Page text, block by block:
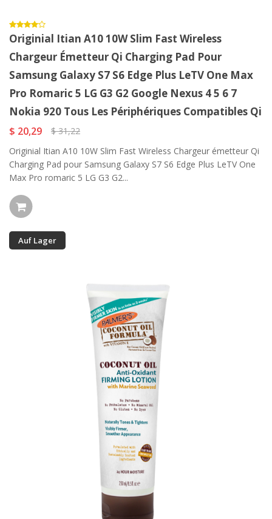
Originial Itian A10 10W Slim Fast Wireless
Chargeur Émetteur Qi Charging Pad Pour
Samsung Galaxy S7 S6 Edge Plus LeTV One Max
Pro Romaric 5 LG G3 G2 Google Nexus 4 5 6 7
Nokia 920 Tous Les Périphériques Compatibles Qi
$ 20,29
$ 31,22
Originial Itian A10 10W Slim Fast Wireless Chargeur émetteur Qi
Charging Pad pour Samsung Galaxy S7 S6 Edge Plus LeTV One
Max Pro romaric 5 LG G3 G2...
Auf Lager